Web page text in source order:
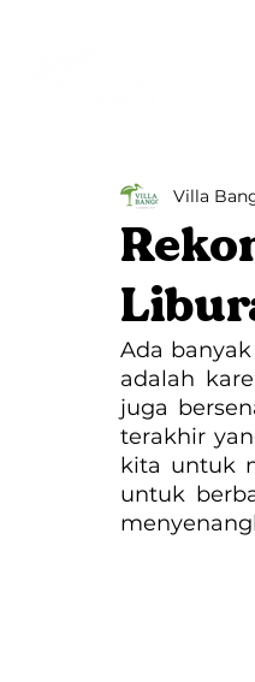
Villa
Ada
adalah
juga
terakhir
kita untuk
untuk